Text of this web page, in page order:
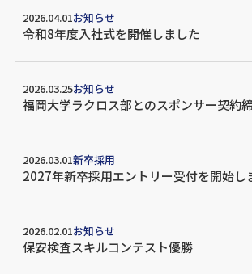
2026.04.01お知らせ
令和8年度入社式を開催しました
2026.03.25お知らせ
福岡大学ラクロス部とのスポンサー契約
2026.03.01新卒採用
2027年新卒採用エントリー受付を開始し
2026.02.01お知らせ
保安検査スキルコンテスト優勝